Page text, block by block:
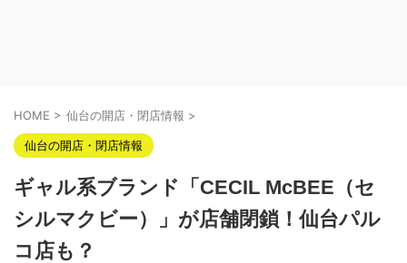
HOME > 仙台の開店・閉店情報 >
仙台の開店・閉店情報
ギャル系ブランド「CECIL McBEE（セ
シルマクビー）」が店舗閉鎖！仙台パル
コ店も？